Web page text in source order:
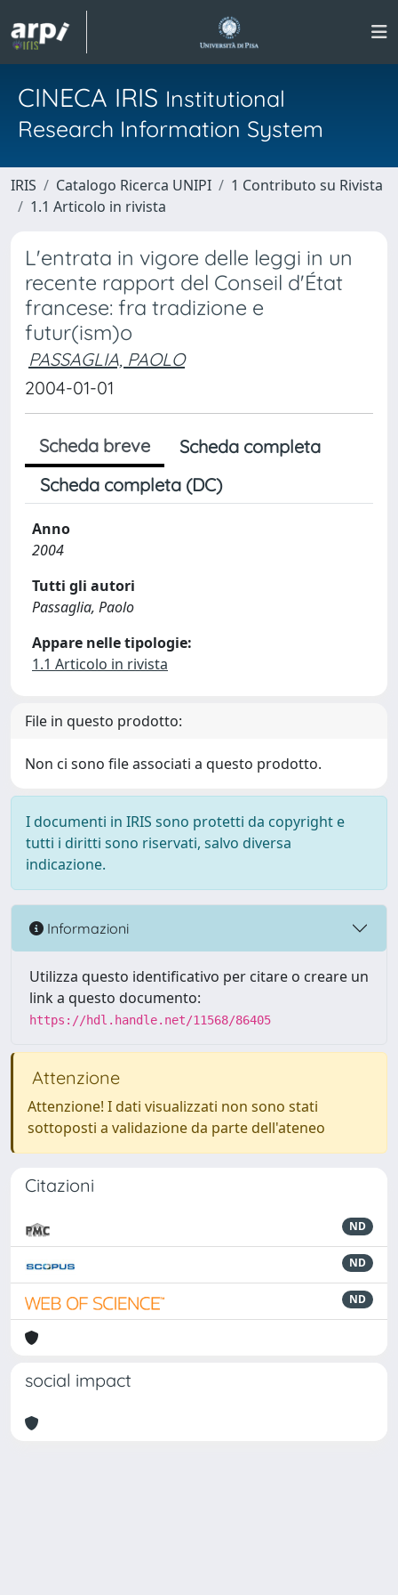
CINECA IRIS Institutional
Research Information System
IRIS Catalogo Ricerca UNIPI
1 Contributo su Rivista
1.1 Articolo in rivista
L'entrata in vigore delle leggi in un
recente rapport del Conseil d'État
francese: fra tradizione e
futur(ism)o
PASSAGLIA, PAOLO
2004-01-01
Scheda breve
Scheda completa
Scheda completa (DC)
Anno
2004
Tutti gli autori
Passaglia, Paolo
Appare nelle tipologie:
1.1 Articolo in rivista
File in questo prodotto:
Non ci sono file associati a questo prodotto.
I documenti in IRIS sono protetti da copyright e
tutti i diritti sono riservati, salvo diversa
indicazione.
Informazioni
Utilizza questo identificativo per citare o creare un
link a questo documento:
https://hdl.handle.net/11568/86405
Attenzione
Attenzione! I dati visualizzati non sono stati
sottoposti a validazione da parte dell'ateneo
Citazioni
ND
ND
ND
social impact